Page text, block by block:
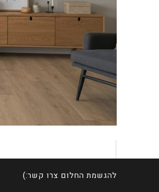
להגשמת החלום צרו קשר:)